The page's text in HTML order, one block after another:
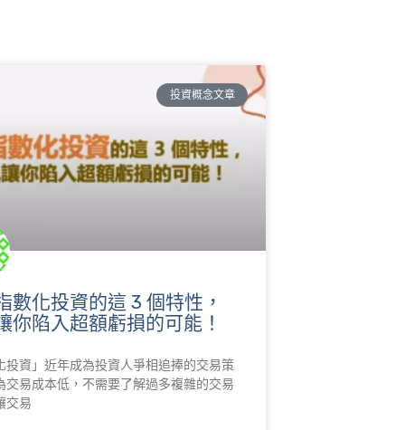
投資概念文章
數化投資的這 3 個特性，
你陷入超額虧損的可能！
投資」近年成為投資人爭相追捧的交易策
交易成本低，不需要了解過多複雜的交易
交易